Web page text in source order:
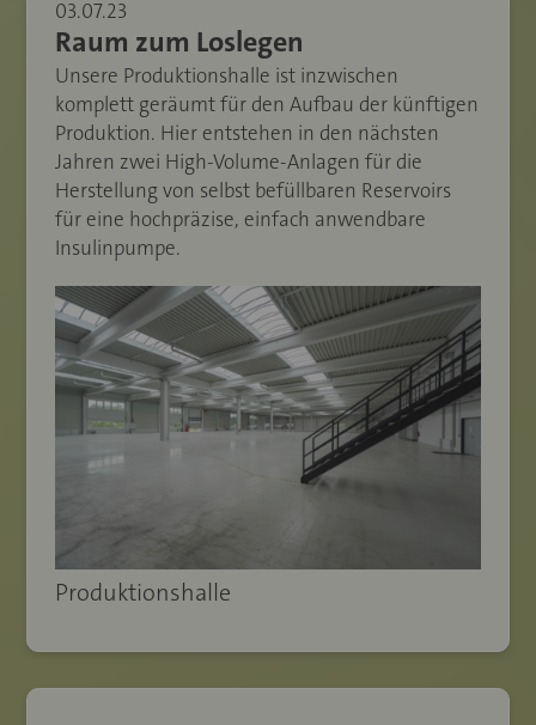
03.07.23
Raum zum Loslegen
Unsere Produktionshalle ist inzwischen
komplett geräumt für den Aufbau der künftigen
Produktion. Hier entstehen in den nächsten
Jahren zwei High-Volume-Anlagen für die
Herstellung von selbst befüllbaren Reservoirs
für eine hochpräzise, einfach anwendbare
Insulinpumpe.
Produktionshalle